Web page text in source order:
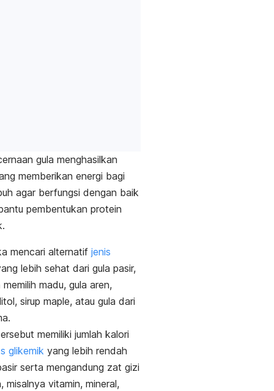
gula menghasilkan
memberikan energi bagi
agar berfungsi dengan baik
pembentukan protein
mencari alternatif jenis
lebih sehat dari gula pasir,
madu, gula aren,
, sirup maple, atau gula dari
memiliki jumlah kalori
glikemik yang lebih rendah
serta mengandung zat gizi
misalnya vitamin, mineral,